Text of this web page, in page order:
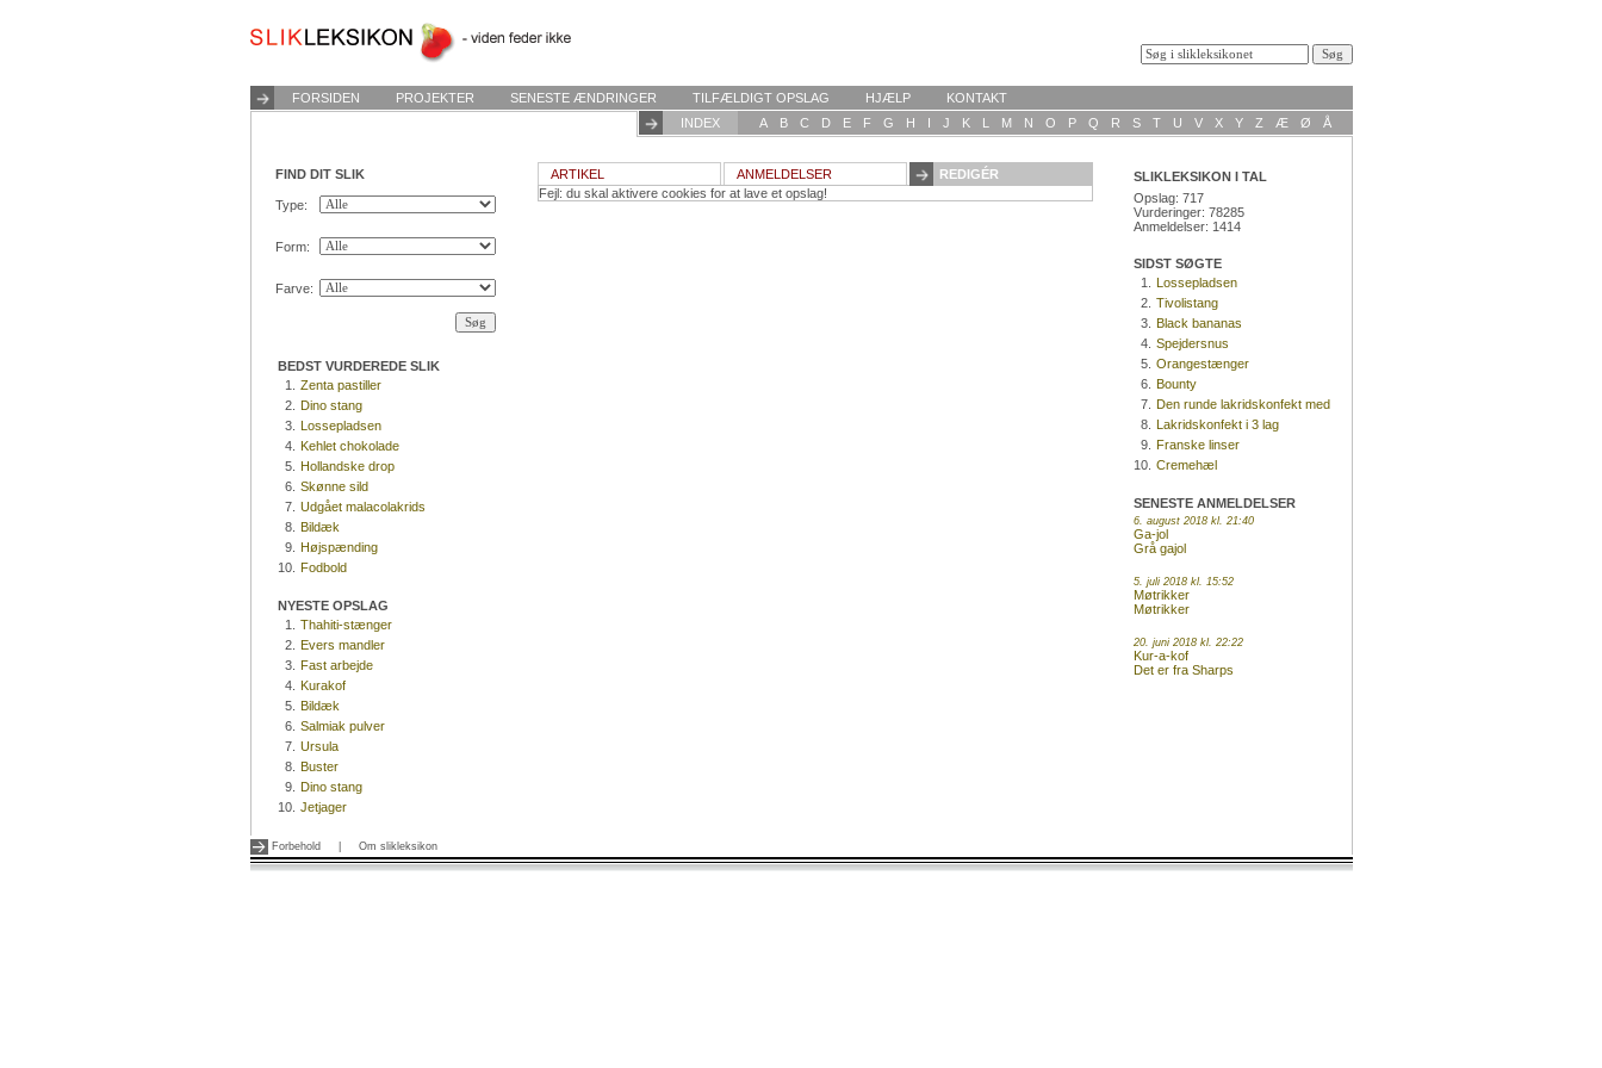
FORSIDEN PROJEKTER SENESTE ÆNDRINGER TILFÆLDIGT OPSLAG HJÆLP
KONTAKT
INDEX
A B C D E F G H I J K L M N O P Q R S T U V X Y Z Æ Ø Å
FIND DIT SLIK
Type:
Form:
Farve:
BEDST VURDEREDE SLIK
1.
Zenta pastiller
2. Dino stang
3. Lossepladsen
4. Kehlet chokolade
5. Hollandske drop
6. Skønne sild
7. Udgået malacolakrids
8. Bildæk
9. Højspænding
10. Fodbold
NYESTE OPSLAG
1.
Thahiti-stænger
2. Evers mandler
3. Fast arbejde
4. Kurakof
5. Bildæk
6. Salmiak pulver
7. Ursula
8. Buster
9. Dino stang
10. Jetjager
ARTIKEL ANMELDELSER
REDIGÉR
Fejl: du skal aktivere cookies for at lave et opslag!
SLIKLEKSIKON I TAL
Opslag: 717
Vurderinger: 78285
Anmeldelser: 1414
SIDST SØGTE
1.
Lossepladsen
2. Tivolistang
3. Black bananas
4. Spejdersnus
5. Orangestænger
6. Bounty
7. Den runde lakridskonfekt med
kokosnød
8. Lakridskonfekt i 3 lag
9. Franske linser
10. Cremehæl
SENESTE ANMELDELSER
6. august 2018 kl. 21:40
Ga-jol
Grå gajol
5. juli 2018 kl. 15:52
Møtrikker
Møtrikker
20. juni 2018 kl. 22:22
Kur-a-kof
Det er fra Sharps
Forbehold Om slikleksikon